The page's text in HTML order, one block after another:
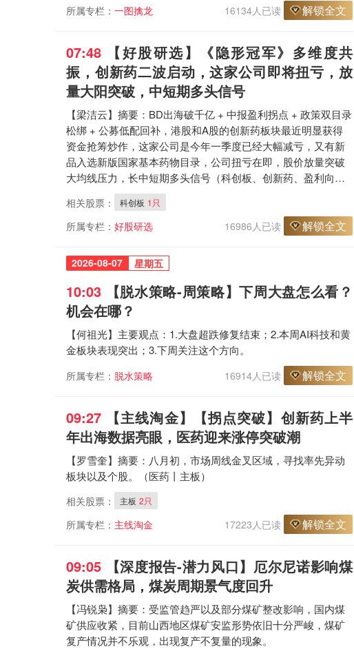
所属专栏： 一图擒龙 16134人已读 解锁全文
07:48 【好股研选】《隐形冠军》多维度共
振，创新药二波启动，这家公司即将扭亏，放
量大阳突破，中短期多头信号
【梁洁云】摘要：BD出海破千亿 + 中报盈利拐点 + 政策双目录
松绑 + 公募低配回补，港股和A股的创新药板块最近明显获得
资金抢筹炒作，这家公司是今年一季度已经大幅减亏，又有新
品入选新版国家基本药物目录，公司扭亏在即，股价放量突破
大均线压力，长中短期多头信号（科创板、创新药、盈利向
相关股票： 科创板 1只
所属专栏： 好股研选 16986人已读 解锁全文
2026-08-07 星期五
10:03 【脱水策略-周策略】下周大盘怎么看？
机会在哪？
【何祖光】主要观点：1.大盘超跌修复结束；2.本周AI科技和黄
金板块表现突出；3.下周关注这个方向。
所属专栏： 脱水策略 16914人已读 解锁全文
09:27 【主线淘金】【拐点突破】创新药上半
年出海数据亮眼，医药迎来涨停突破潮
【罗雪奎】摘要：八月初，市场周线金叉区域，寻找率先异动
板块以及个股。（医药丨主板）
相关股票： 主板 2只
所属专栏： 主线淘金 17223人已读 解锁全文
09:05 【深度报告-潜力风口】厄尔尼诺影响煤
炭供需格局，煤炭周期景气度回升
【冯锐枭】摘要：受监管趋严以及部分煤矿整改影响，国内煤
矿供应收紧，目前山西地区煤矿安监形势依旧十分严峻，煤矿
复产情况并不乐观，出现复产不复量的现象。